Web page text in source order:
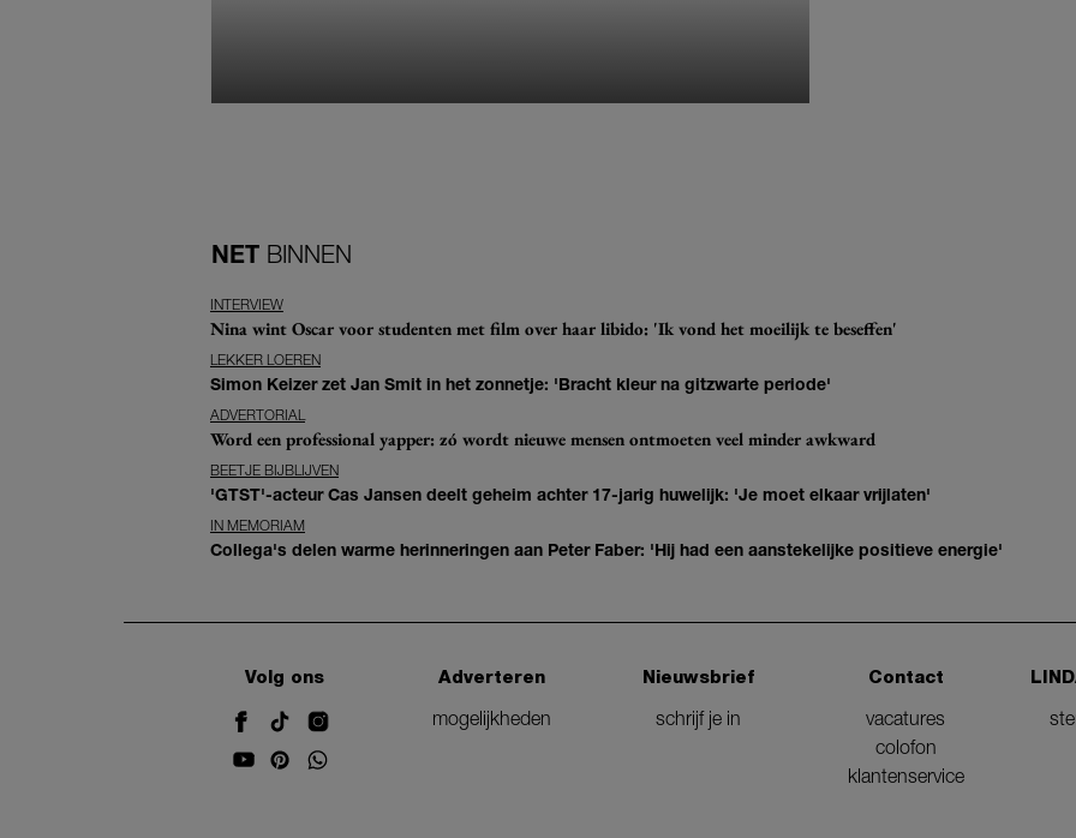
NET BINNEN
INTERVIEW
Nina wint Oscar voor studenten met film over haar libido: 'Ik vond het moeilijk te beseffen'
LEKKER LOEREN
Simon Keizer zet Jan Smit in het zonnetje: 'Bracht kleur na gitzwarte periode'
ADVERTORIAL
Word een professional yapper: zó wordt nieuwe mensen ontmoeten veel minder awkward
BEETJE BIJBLIJVEN
'GTST'-acteur Cas Jansen deelt geheim achter 17-jarig huwelijk: 'Je moet elkaar vrijlaten'
IN MEMORIAM
Collega's delen warme herinneringen aan Peter Faber: 'Hij had een aanstekelijke positieve energie'
Volg ons
Adverteren
mogelijkheden
Nieuwsbrief
schrijf je in
Contact
vacatures
colofon
klantenservice